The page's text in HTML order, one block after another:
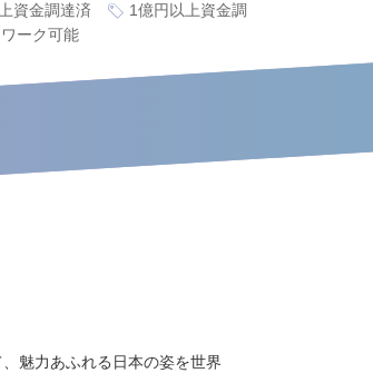
資金調達済
1億円以上資金調
ーク可能
魅力あふれる日本の姿を世界